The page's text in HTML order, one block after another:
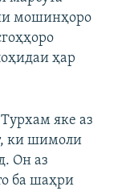
мошинҳоро
ҳар
яке аз
ки шимоли
Он аз
ба шаҳри